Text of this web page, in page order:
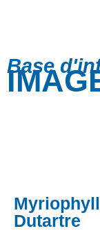
Base
Dutartre